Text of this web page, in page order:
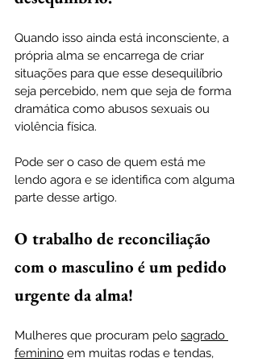
Quando isso ainda está inconsciente, a
própria alma se encarrega de criar
situações para que esse desequilíbrio
seja percebido, nem que seja de forma
dramática como abusos sexuais ou
violência física.
Pode ser o caso de quem está me
lendo agora e se identifica com alguma
parte desse artigo.
O trabalho de reconciliação
com o masculino é um pedido
urgente da alma!
Mulheres que procuram pelo sagrado
feminino em muitas rodas e tendas,